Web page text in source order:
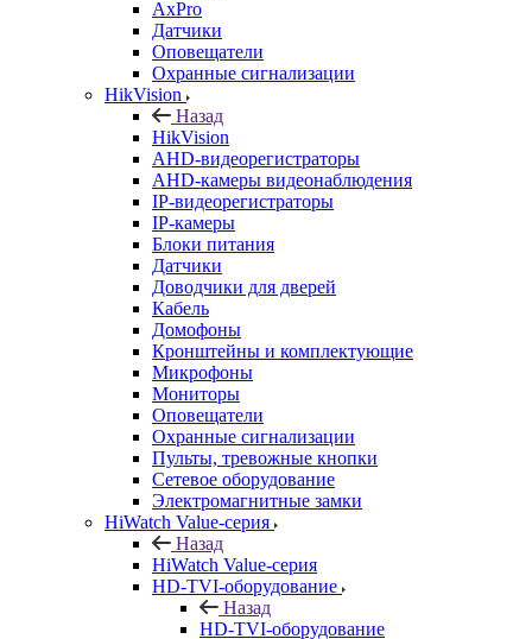
AxPro
Датчики
Оповещатели
Охранные сигнализации
HikVision
Назад
HikVision
AHD-видеорегистраторы
AHD-камеры видеонаблюдения
IP-видеорегистраторы
IP-камеры
Блоки питания
Датчики
Доводчики для дверей
Кабель
Домофоны
Кронштейны и комплектующие
Микрофоны
Мониторы
Оповещатели
Охранные сигнализации
Пульты, тревожные кнопки
Сетевое оборудование
Электромагнитные замки
HiWatch Value-серия
Назад
HiWatch Value-серия
HD-TVI-оборудование
Назад
HD-TVI-оборудование